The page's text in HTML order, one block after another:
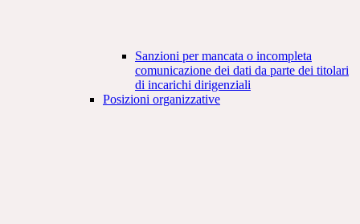
Sanzioni per mancata o incompleta
comunicazione dei dati da parte dei titolari
di incarichi dirigenziali
Posizioni organizzative